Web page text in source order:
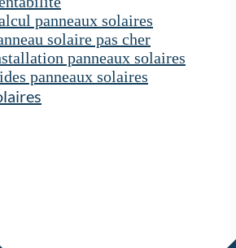
panneaux solaires
solaire pas cher
panneaux solaires
panneaux solaires